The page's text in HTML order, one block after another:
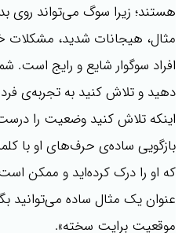
هستند؛ زیرا سوگ می‌تواند روی
مثال، هیجانات شدید،
افراد سوگوار شایع و رایج
دهید و تلاش کنید به تجربه‌ی فرد
اینکه تلاش کنید وضعیت را
بازگویی ساده‌ی حرف‌های او با
که او را درک کرده‌اید و ممکن
عنوان یک مثال ساده می‌توانید
موقعیت برایت سخته».